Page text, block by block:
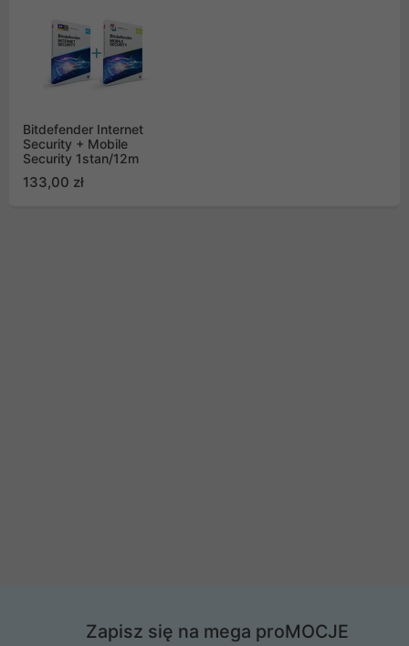
Bitdefender Internet
Security + Mobile
Security 1stan/12m
133,00 zł
Zapisz się na mega proMOCJE